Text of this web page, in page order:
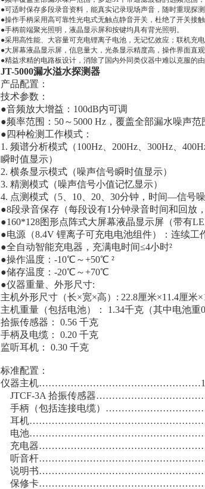
●可适时保存多段录音资料，能真实记录现场声音，随时重现探
●操作手柄采用高可靠性光电式无触点静音开关，杜绝了开关接触
●手柄前端聚光照明，液晶显示屏和按键均具有背光照明。
●采用高性能、大容量可充电锂离子电池，无记忆效应；联机充
●大屏幕液晶显示屏，信息量大，光条显示精度高，操作界面直
●精益求精的电路板设计，消除了国内外同类仪器中难以克服的
JT-5000漏水溢水探测器
产品配置：
技术参数：
●音频放大增益：100dB内可调
●频率范围：50～5000 Hz，覆盖全部漏水噪声范
●四种检测工作模式：
1. 频谱分析模式（100Hz、200Hz、300Hz、
瞬时值显示）
2. 横条显示模式（噪声信号瞬时值显示）
3. 精测模式（噪声信号小值记忆显示）
4. 点测模式（5、10、20、30分钟，时间—信号噪
●8段录音保存（每段设有1分钟录音时间和回放
●160*128图形点阵式大屏幕液晶显示屏（带有
●电源（8.4V 锂离子可充电电池组件）：连续工
●全自动智能充电器，充满电时间≤4小时²
●操作温度：-10℃～+50℃ ²
●储存温度：-20℃～+70℃
●仪器重量、外形尺寸:
主机外形尺寸（长×宽×高）: 22.8厘米×11.4厘米
主机重量（包括电池）： 1.34千克（其中电池重
拾振传感器： 0.56 千克
手柄及电缆： 0.20 千克
监听耳机： 0.30 千克
标准配置：
仪器主机……………………………………………1
JTCF-3A 拾振传感器
手柄（包括连接电缆）
耳机
电池
充电器
听音杆
说明书
保修卡